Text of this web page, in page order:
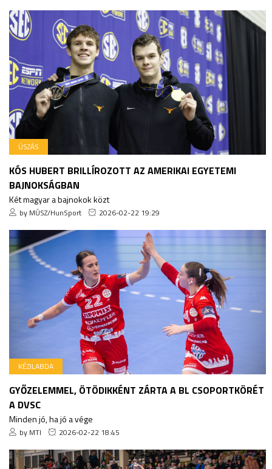
ÚSZÁS
KÓS HUBERT BRILLÍROZOTT AZ AMERIKAI EGYETEMI
BAJNOKSÁGBAN
Két magyar a bajnokok közt
by MÚSZ/HunSport 2026-02-22 19:29
KÉZILABDA
GYŐZELEMMEL, ÖTÖDIKKÉNT ZÁRTA A BL CSOPORTKÖRÉT
A DVSC
Minden jó, ha jó a vége
by MTI 2026-02-22 18:45